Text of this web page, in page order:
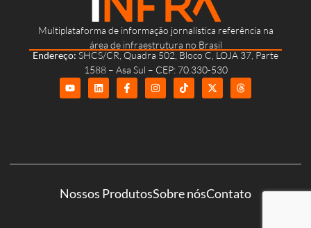
Multiplataforma de informação jornalística referência na
área de infraestrutura no Brasil
Endereço: SHCS/CR, Quadra 502, Bloco C, LOJA 37, Parte
1588 – Asa Sul – CEP: 70.330-530
Nossos ProdutosSobre nósContato